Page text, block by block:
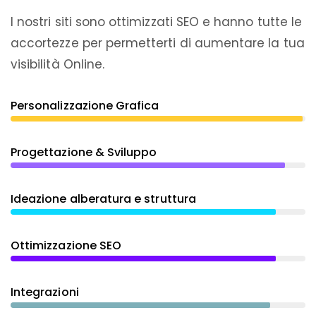
I nostri siti sono ottimizzati SEO e hanno tutte le
accortezze per permetterti di aumentare la tua
visibilità Online.
Personalizzazione Grafica
Progettazione & Sviluppo
Ideazione alberatura e struttura
Ottimizzazione SEO
Integrazioni